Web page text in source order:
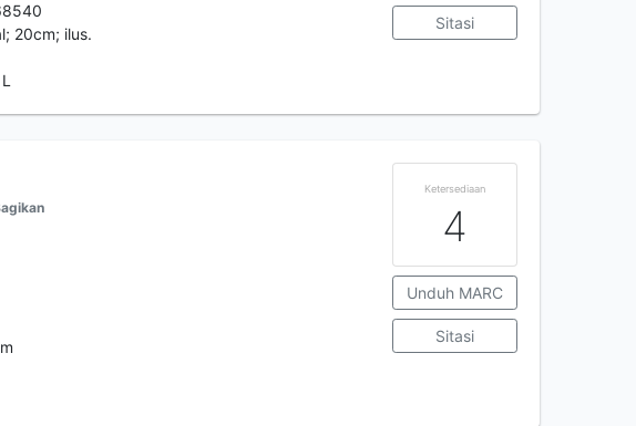
20cm; ilus.
Sitasi
Ketersediaan
4
Unduh MARC
Sitasi